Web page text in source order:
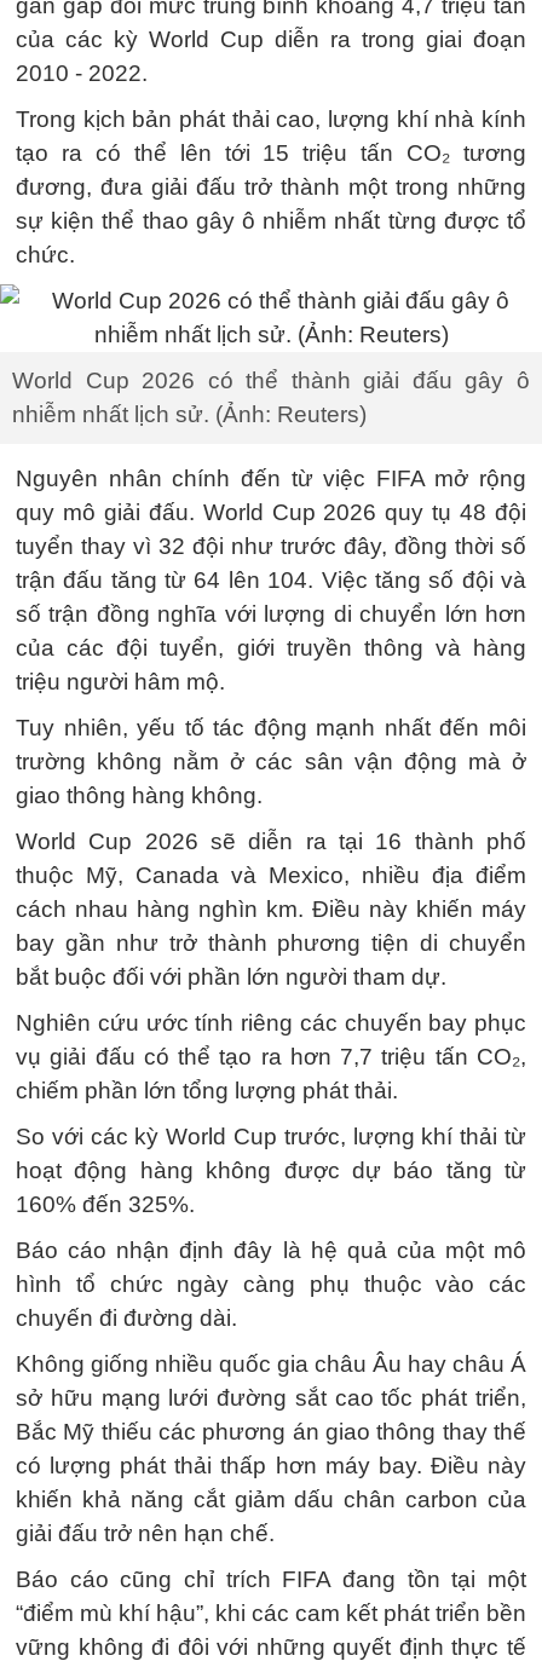
gần gấp đôi mức trung bình khoảng 4,7 triệu tấn
của các kỳ World Cup diễn ra trong giai đoạn
2010 - 2022.
Trong kịch bản phát thải cao, lượng khí nhà kính
tạo ra có thể lên tới 15 triệu tấn CO₂ tương
đương, đưa giải đấu trở thành một trong những
sự kiện thể thao gây ô nhiễm nhất từng được tổ
chức.
World Cup 2026 có thể thành giải đấu gây ô
nhiễm nhất lịch sử. (Ảnh: Reuters)
Nguyên nhân chính đến từ việc FIFA mở rộng
quy mô giải đấu. World Cup 2026 quy tụ 48 đội
tuyển thay vì 32 đội như trước đây, đồng thời số
trận đấu tăng từ 64 lên 104. Việc tăng số đội và
số trận đồng nghĩa với lượng di chuyển lớn hơn
của các đội tuyển, giới truyền thông và hàng
triệu người hâm mộ.
Tuy nhiên, yếu tố tác động mạnh nhất đến môi
trường không nằm ở các sân vận động mà ở
giao thông hàng không.
World Cup 2026 sẽ diễn ra tại 16 thành phố
thuộc Mỹ, Canada và Mexico, nhiều địa điểm
cách nhau hàng nghìn km. Điều này khiến máy
bay gần như trở thành phương tiện di chuyển
bắt buộc đối với phần lớn người tham dự.
Nghiên cứu ước tính riêng các chuyến bay phục
vụ giải đấu có thể tạo ra hơn 7,7 triệu tấn CO₂,
chiếm phần lớn tổng lượng phát thải.
So với các kỳ World Cup trước, lượng khí thải từ
hoạt động hàng không được dự báo tăng từ
160% đến 325%.
Báo cáo nhận định đây là hệ quả của một mô
hình tổ chức ngày càng phụ thuộc vào các
chuyến đi đường dài.
Không giống nhiều quốc gia châu Âu hay châu Á
sở hữu mạng lưới đường sắt cao tốc phát triển,
Bắc Mỹ thiếu các phương án giao thông thay thế
có lượng phát thải thấp hơn máy bay. Điều này
khiến khả năng cắt giảm dấu chân carbon của
giải đấu trở nên hạn chế.
Báo cáo cũng chỉ trích FIFA đang tồn tại một
“điểm mù khí hậu”, khi các cam kết phát triển bền
vững không đi đôi với những quyết định thực tế